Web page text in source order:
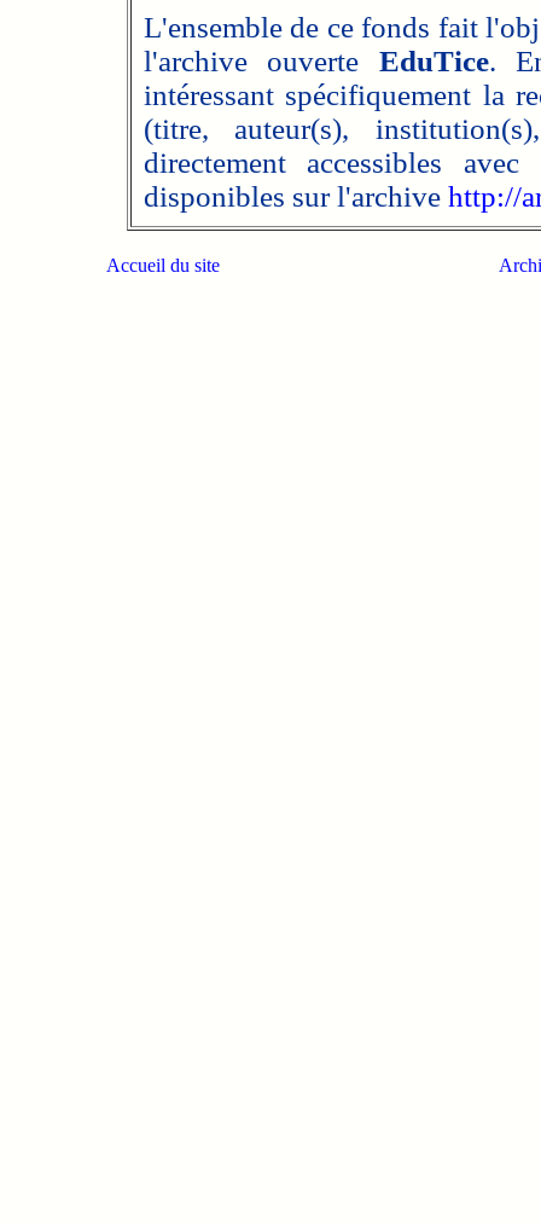
L'ensemble de ce fonds fait
l'archive ouverte EduTice.
intéressant spécifiquement la
(titre, auteur(s),
directement accessibles
disponibles sur l'archive http://
Accueil du site